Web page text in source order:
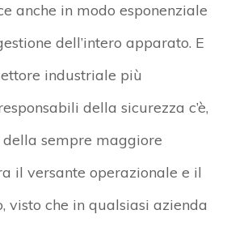
anche in modo esponenziale
dell’intero apparato. E
industriale più
della sicurezza c’è,
sempre maggiore
il versante operazionale e il
visto che in qualsiasi azienda